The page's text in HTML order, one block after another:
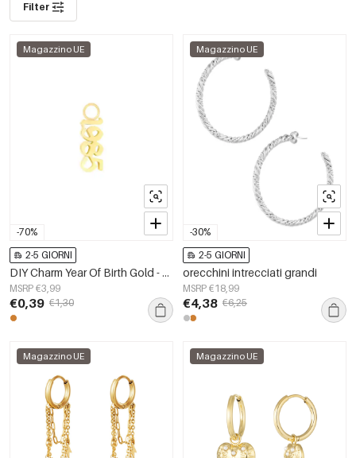
Filter
-70%
Magazzino UE
2-5 GIORNI
DIY Charm Year Of Birth Gold - 1985 Stainless Steel
MSRP €3,99
€0,39 €1,30
-30%
Magazzino UE
2-5 GIORNI
orecchini intrecciati grandi
MSRP €18,99
€4,38 €6,25
Magazzino UE Magazzino UE